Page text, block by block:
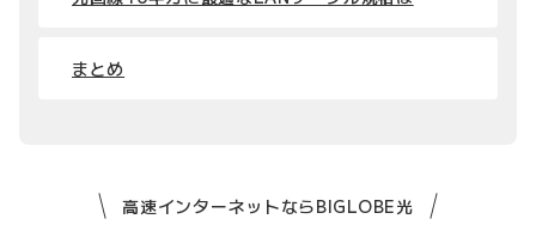
まとめ
高速インターネットならBIGLOBE光